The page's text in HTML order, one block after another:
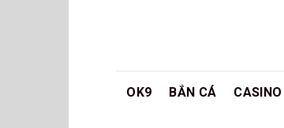
OK9 BẮN CÁ CASINO